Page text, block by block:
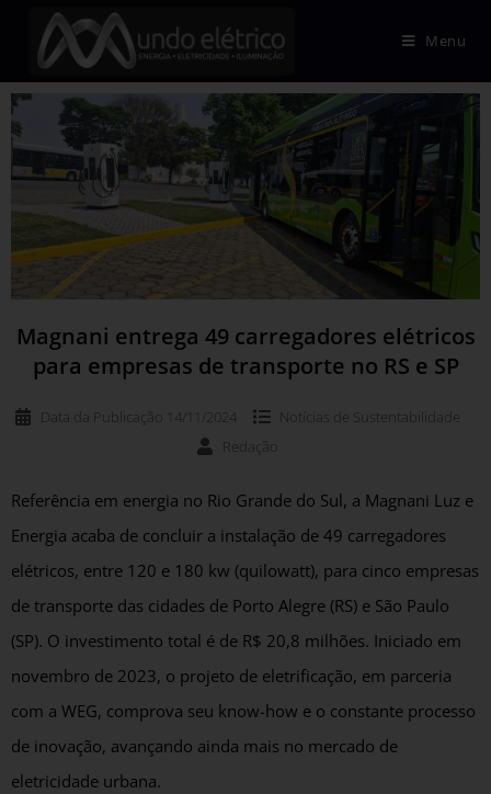
Menu
Magnani entrega 49 carregadores elétricos
para empresas de transporte no RS e SP
Data da Publicação 14/11/2024 Notícias de
Sustentabilidade
Redação
Referência em energia no Rio Grande do Sul, a Magnani Luz e
Energia acaba de concluir a instalação de 49 carregadores
elétricos, entre 120 e 180 kw (quilowatt), para cinco empresas
de transporte das cidades de Porto Alegre (RS) e São Paulo
(SP). O investimento total é de R$ 20,8 milhões. Iniciado em
novembro de 2023, o projeto de eletrificação, em parceria
com a WEG, comprova seu know-how e o constante processo
de inovação, avançando ainda mais no mercado de
eletricidade urbana.